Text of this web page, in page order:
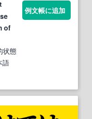
of
状態
語
例文帳に追加